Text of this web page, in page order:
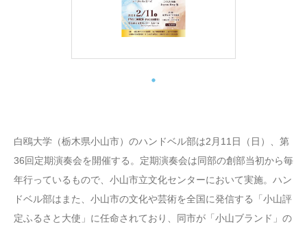
白鴎大学（栃木県小山市）のハンドベル部は2月11日（日）、第
36回定期演奏会を開催する。定期演奏会は同部の創部当初から毎
年行っているもので、小山市立文化センターにおいて実施。ハン
ドベル部はまた、小山市の文化や芸術を全国に発信する「小山評
定ふるさと大使」に任命されており、同市が「小山ブランド」の